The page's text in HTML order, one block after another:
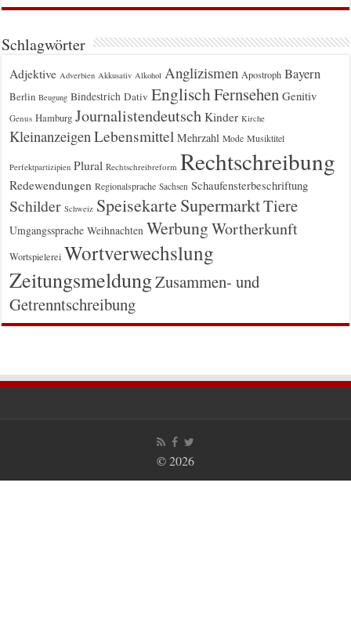
Schlagwörter
Adjektive Adverbien Akkusativ Alkohol Anglizismen Apostroph Bayern
Berlin Beugung Bindestrich Dativ EnglischFernsehen Genitiv
Genus Hamburg Journalistendeutsch Kinder Kirche
KleinanzeigenLebensmittel Mehrzahl Mode Musiktitel
Perfektpartizipien Plural Rechtschreibreform Rechtschreibung
Redewendungen Regionalsprache Sachsen Schaufensterbeschriftung
Schilder Schweiz Speisekarte SupermarktTiere
Umgangssprache Weihnachten WerbungWortherkunft
Wortspielerei Wortverwechslung
ZeitungsmeldungZusammen- und
Getrenntschreibung
© 2026